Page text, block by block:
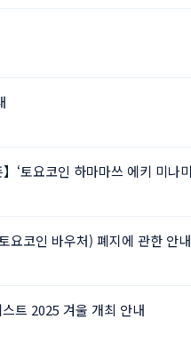
】‘토요코인 하마마쓰 에키 미나
요코인 바우처) 폐지에 관한 안내
트 2025 겨울 개최 안내